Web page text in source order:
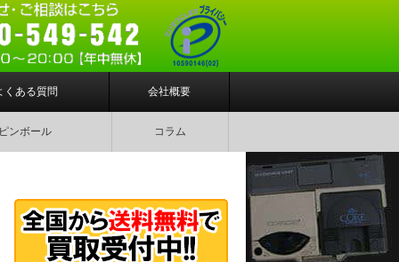
くある質問 会社概要
ンボール コラム